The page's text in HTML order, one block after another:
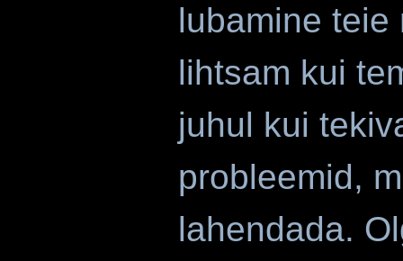
lubamine teie
lihtsam kui
juhul kui
probleemid,
lahendada.